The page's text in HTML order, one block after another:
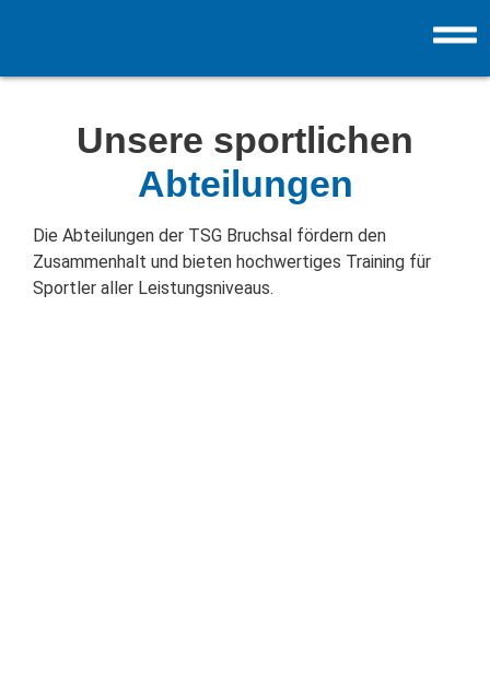
Unsere sportlichen
Abteilungen
Die Abteilungen der TSG Bruchsal fördern den
Zusammenhalt und bieten hochwertiges Training für
Sportler aller Leistungsniveaus.